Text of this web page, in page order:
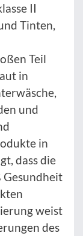
II
Tinten,
Teil
in
und
in
dass die
weist
des